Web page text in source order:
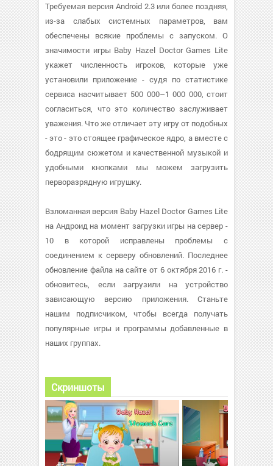
Требуемая версия Android 2.3 или более поздняя,
из-за слабых системных параметров, вам
обеспечены всякие проблемы с запуском. О
значимости игры Baby Hazel Doctor Games Lite
укажет численность игроков, которые уже
установили приложение - судя по статистике
сервиса насчитывает 500 000–1 000 000, стоит
согласиться, что это количество заслуживает
уважения. Что же отличает эту игру от подобных
- это - это стоящее графическое ядро, а вместе с
бодрящим сюжетом и качественной музыкой и
удобными кнопками мы можем загрузить
перворазрядную игрушку.
Взломанная версия Baby Hazel Doctor Games Lite
на Андроид на момент загрузки игры на сервер -
10 в которой исправлены проблемы с
соединением к серверу обновлений. Последнее
обновление файла на сайте от 6 октября 2016 г. -
обновитесь, если загрузили на устройство
зависающую версию приложения. Станьте
нашим подписчиком, чтобы всегда получать
популярные игры и программы добавленные в
наших группах.
Скриншоты